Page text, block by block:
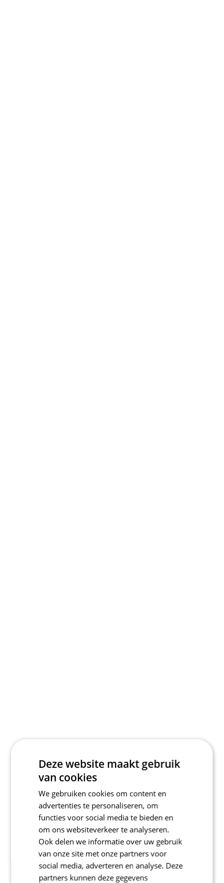
Deze website maakt gebruik
van cookies
We gebruiken cookies om content en
advertenties te personaliseren, om
functies voor social media te bieden en
om ons websiteverkeer te analyseren.
Ook delen we informatie over uw gebruik
van onze site met onze partners voor
social media, adverteren en analyse. Deze
partners kunnen deze gegevens